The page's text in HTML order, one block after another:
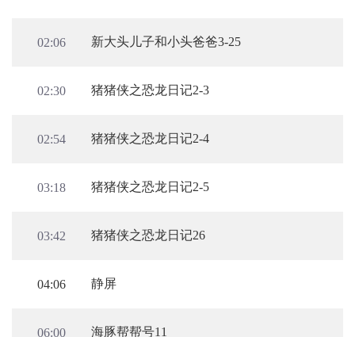
02:06 新大头儿子和小头爸爸3-25
02:30 猪猪侠之恐龙日记2-3
02:54 猪猪侠之恐龙日记2-4
03:18 猪猪侠之恐龙日记2-5
03:42 猪猪侠之恐龙日记26
04:06 静屏
06:00 海豚帮帮号11